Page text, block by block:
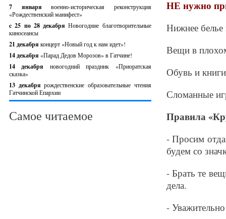
7 январявоенно-историческая реконструкция
«Рождественский манифест»
c 25 по 28 декабряНовогодние благотворительные
киносеансы
21 декабря концерт «Новый год к нам идет»!
14 декабря «Парад Дедов Морозов» в Гатчине!
14 декабря новогодний праздник «Приоратская
сказка»
13 декабрярождественские образовательные чтения
Гатчинской Епархии
Самое читаемое
НЕ нужно
Нижнее белье
Вещи в
Обувь и книги
Сломанные
Правила
- Просим
будем со
- Брать те
дела.
-